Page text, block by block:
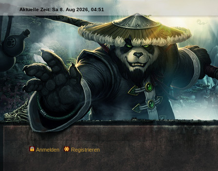
Aktuelle Zeit: Sa 8. Aug 2026, 04:51
Anmelden Registrieren